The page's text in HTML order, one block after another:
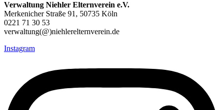
Verwaltung Niehler Elternverein e.V.
Merkenicher Straße 91, 50735 Köln
0221 71 30 53
verwaltung(@)niehlerelternverein.de
Instagram